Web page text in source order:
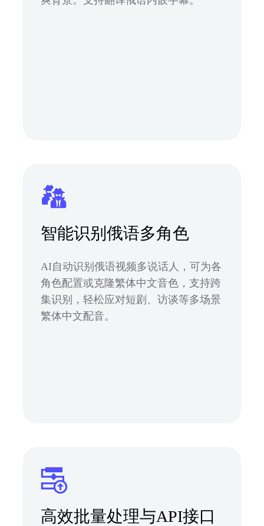
智能识别俄语多角色
AI自动识别俄语视频多说话人，可为各
角色配置或克隆繁体中文音色，支持跨
集识别，轻松应对短剧、访谈等多场景
繁体中文配音。
高效批量处理与API接口